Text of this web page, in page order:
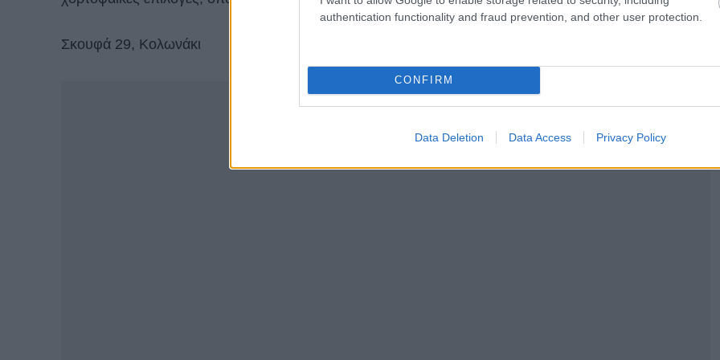
authentication functionality and fraud prevention, and other user protection.
CONFIRM
Data Deletion Data Access Privacy Policy
Σκουφά 29, Κολωνάκι